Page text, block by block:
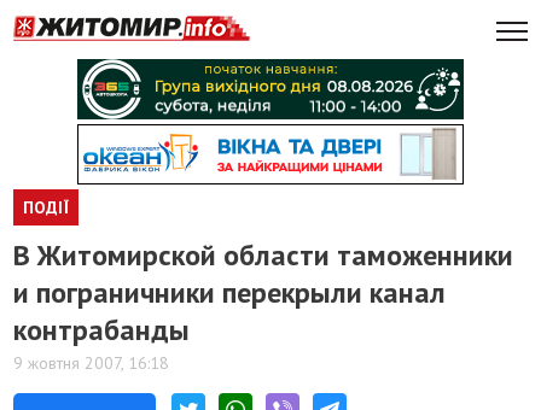
ПОДІЇ
В Житомирской области таможенники
и пограничники перекрыли канал
контрабанды
9 жовтня 2007, 16:18